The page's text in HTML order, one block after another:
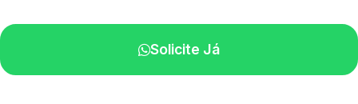
Solicite Já